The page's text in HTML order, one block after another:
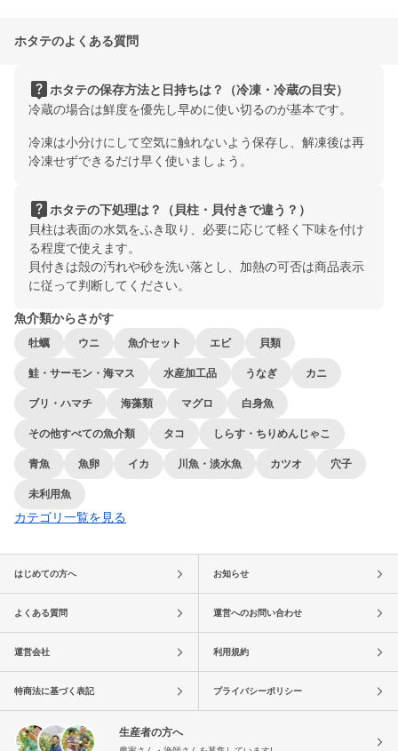
ホタテのよくある質問
live_helpホタテの保存方法と日持ちは？（冷凍・冷蔵の目安）
冷蔵の場合は鮮度を優先し早めに使い切るのが基本です。
冷凍は小分けにして空気に触れないよう保存し、解凍後は再
冷凍せずできるだけ早く使いましょう。
live_helpホタテの下処理は？（貝柱・貝付きで違う？）
貝柱は表面の水気をふき取り、必要に応じて軽く下味を付け
る程度で使えます。
貝付きは殻の汚れや砂を洗い落とし、加熱の可否は商品表示
に従って判断してください。
魚介類からさがす
牡蠣 ウニ 魚介セット エビ 貝類
鮭・サーモン・海マス 水産加工品 うなぎ カニ
ブリ・ハマチ 海藻類 マグロ 白身魚
その他すべての魚介類 タコ しらす・ちりめんじゃこ
青魚 魚卵 イカ 川魚・淡水魚 カツオ 穴子
未利用魚
カテゴリ一覧を見る
はじめての方へ お知らせ
よくある質問 運営へのお問い合わせ
運営会社 利用規約
特商法に基づく表記 プライバシーポリシー
生産者の方へ